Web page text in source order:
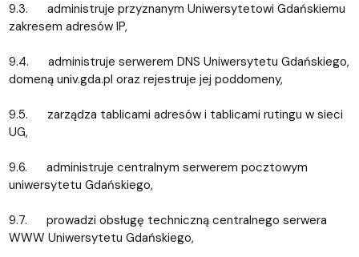
9.3. administruje przyznanym Uniwersytetowi Gdańskiemu
zakresem adresów IP,
9.4. administruje serwerem DNS Uniwersytetu Gdańskiego,
domeną univ.gda.pl oraz rejestruje jej poddomeny,
9.5. zarządza tablicami adresów i tablicami rutingu w sieci
UG,
9.6. administruje centralnym serwerem pocztowym
uniwersytetu Gdańskiego,
9.7. prowadzi obsługę techniczną centralnego serwera
WWW Uniwersytetu Gdańskiego,